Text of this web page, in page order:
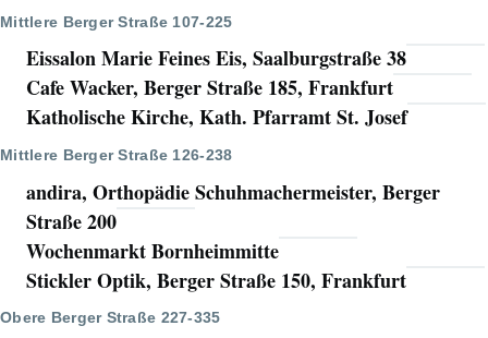
Mittlere Berger Straße 107-225
Eissalon Marie Feines Eis, Saalburgstraße 38
Cafe Wacker, Berger Straße 185, Frankfurt
Katholische Kirche, Kath. Pfarramt St. Josef
Mittlere Berger Straße 126-238
andira, Orthopädie Schuhmachermeister, Berger
Straße 200
Wochenmarkt Bornheimmitte
Stickler Optik, Berger Straße 150, Frankfurt
Obere Berger Straße 227-335